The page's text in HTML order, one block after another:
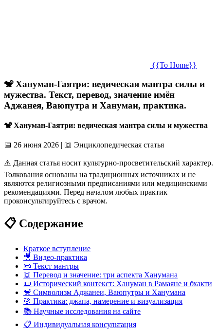
{{To Home}}
🐒 Хануман-Гаятри: ведическая мантра силы и
мужества. Текст, перевод, значение имён
Аджанея, Ваюпутра и Хануман, практика.
🐒 Хануман-Гаятри: ведическая мантра силы и мужества
📅 26 июня 2026 | 📖 Энциклопедическая статья
⚠️ Данная статья носит культурно-просветительский характер.
Толкования основаны на традиционных источниках и не
являются религиозными предписаниями или медицинскими
рекомендациями. Перед началом любых практик
проконсультируйтесь с врачом.
📋 Содержание
Краткое вступление
🎥 Видео-практика
📜 Текст мантры
📖 Перевод и значение: три аспекта Ханумана
📜 Исторический контекст: Хануман в Рамаяне и бхакти
🐒 Символизм Аджанеи, Ваюпутры и Ханумана
🎯 Практика: джапа, намерение и визуализация
📚 Научные исследования на сайте
📋 Индивидуальная консультация